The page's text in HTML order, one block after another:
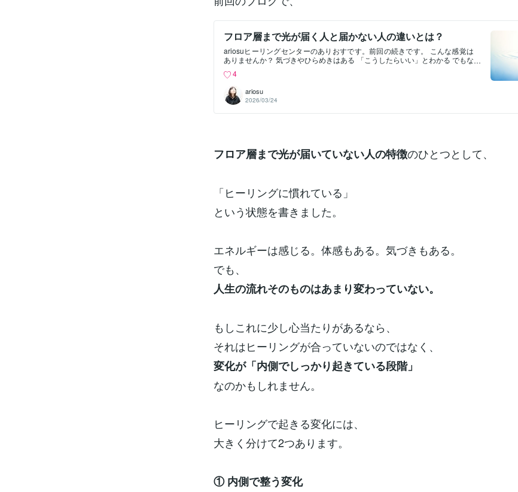
フロア層まで光が届く人と届かない人の違いとは？
ariosuヒーリングセンターのありおすです。前回の続きです。 こんな感覚は
ありませんか？ 気づきやひらめきはある 「こうしたらいい」とわかる でもな
いています。 ただ、フロア層までは届いていない状態です。 では、もう少し
具体的に見ていきます。 特徴①：ずっと考えている 理解は深い。言葉にもで
きる。でも動きにならない。常に分析していて「わかっている」で止まって
いる状態。 ◎フロア未接続 特徴②：感情が主導になっている 癒しは進んでい
る。 受けた後は軽くなる。でも現実は変わらない。 その場では整うけれ
状態 特徴④：ヒーリングに慣れている 。 エネルギーは感じていて体感もしっ
かりある。気づきもある。でも人生の流れが変わっていない。 ◎フロア未接
す。 フロア層に光が届いていない場合、 この変化が「内側で止まる」という
事が大事になります。＜光の回路＞+感情層叡智→魂の層→存在層→(感情層)
→フロア層→現実
4
ariosu
2026/03/24
フロア層まで光が届いていない人の特徴のひとつとして、
「ヒーリングに慣れている」
という状態を書きました。
エネルギーは感じる。体感もある。気づきもある。
でも、
人生の流れそのものはあまり変わっていない。
もしこれに少し心当たりがあるなら、
それはヒーリングが合っていないのではなく、
変化が「内側でしっかり起きている段階」
なのかもしれません。
ヒーリングで起きる変化には、
大きく分けて2つあります。
① 内側で整う変化